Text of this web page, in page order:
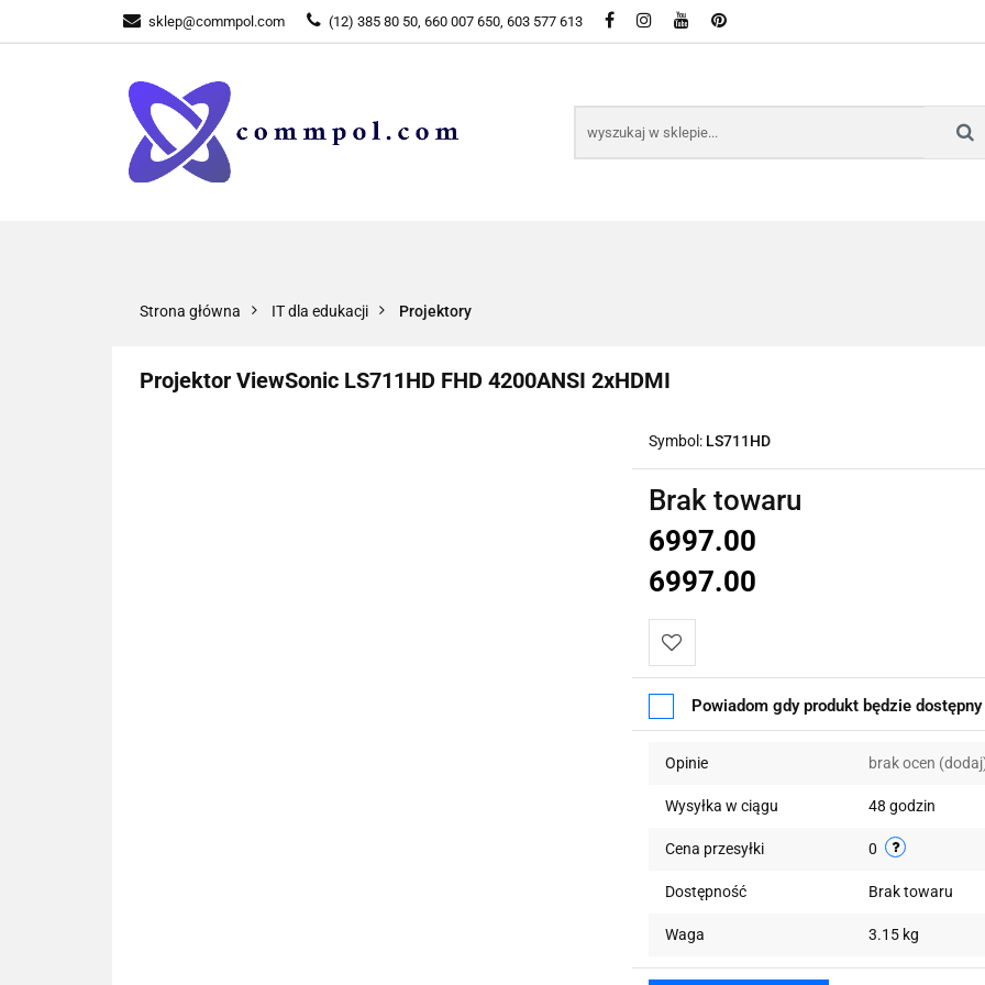
sklep@commpol.com (12) 385 80 50, 660 007 650, 603 577 613
WSZYSTKIE KATEGORIE DOSTĘPNE W SKLEPIE
Strona główna IT dla edukacji Projektory
Projektor ViewSonic LS711HD FHD 4200ANSI 2xHDMI
Symbol: LS711HD
Brak towaru
6997.00
6997.00
Do
przechowalni
Powiadom gdy produkt będzie dostępny
Opinie brak ocen
Wysyłka w ciągu 48 godzin
Cena przesyłki 0
Dostępność Brak towaru
Waga 3.15 kg